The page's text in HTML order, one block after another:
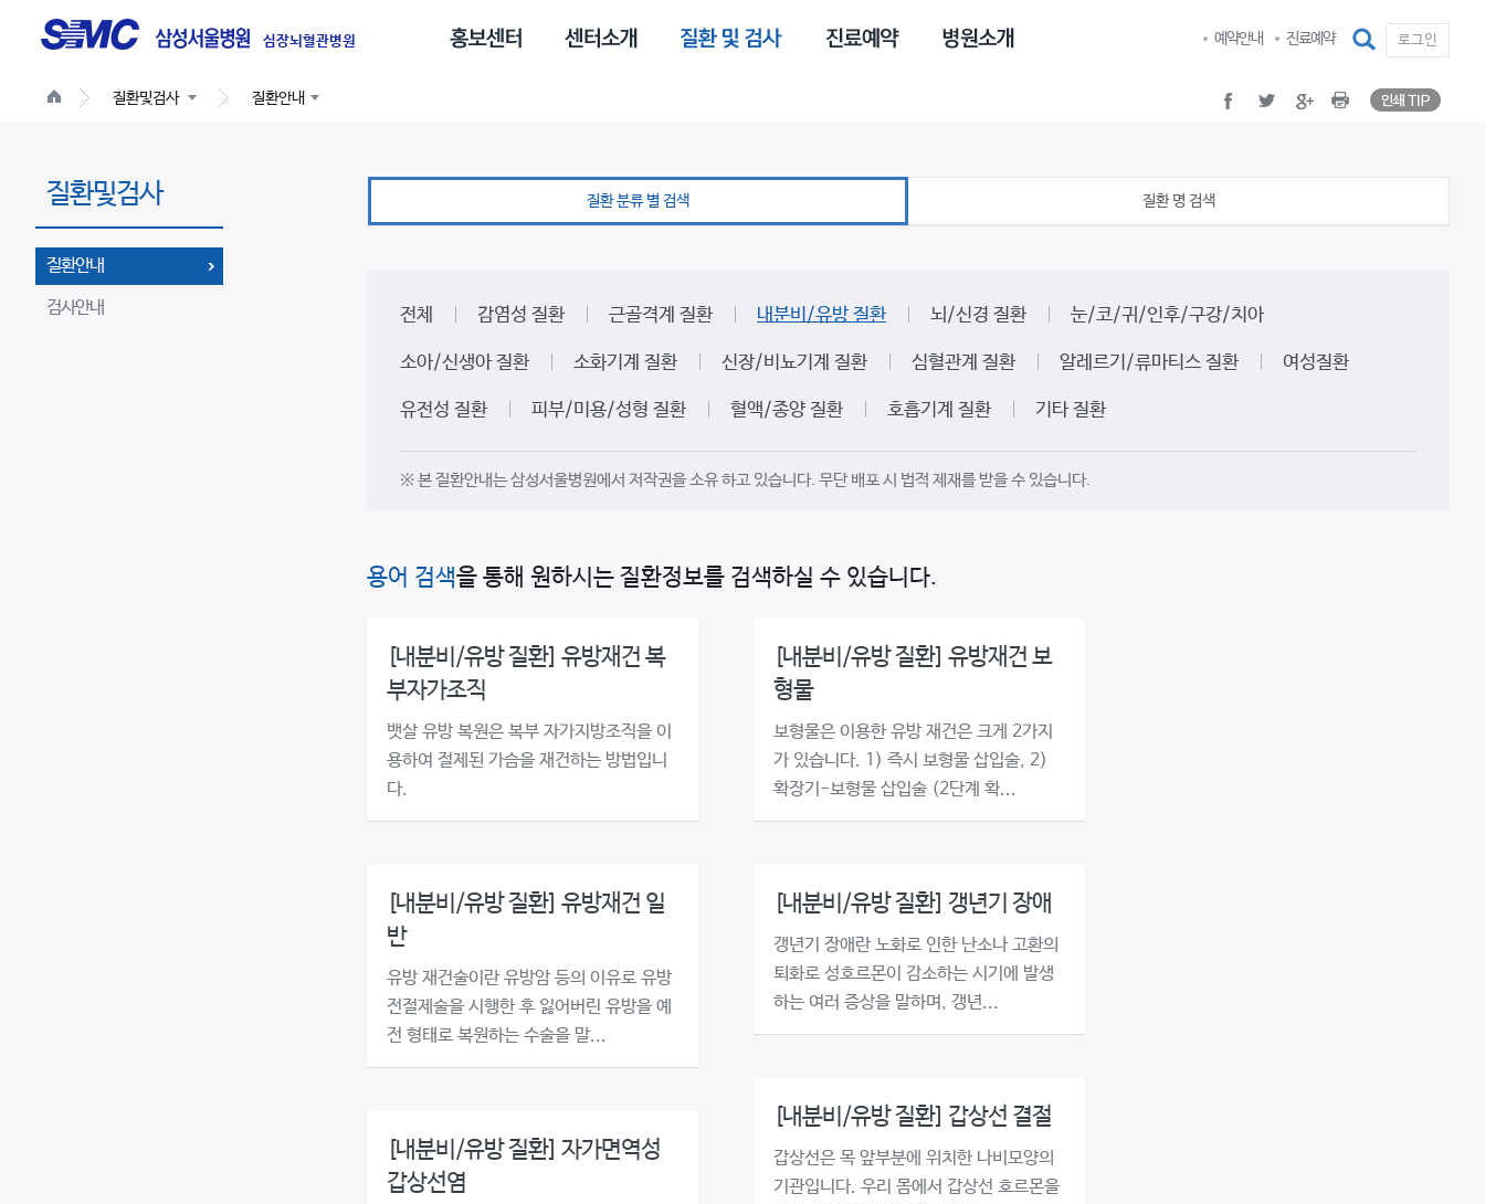
심장뇌혈관병원 로그인
검색
예약안내 진료예약
질환및검사 질환안내 Print
facebook
twitter google plus
질환및검사
질환안내
검사안내
질환 분류 별 검색 질환 명 검색
전체 감염성 질환 근골격계 질환 내분비/유방 질환 뇌/신경 질환 눈/코/귀/인후/구강/치아
소아/신생아 질환 소화기계 질환 신장/비뇨기계 질환 심혈관계 질환 알레르기/류마티스 질환 여성질환
유전성 질환 피부/미용/성형 질환 혈액/종양 질환 호흡기계 질환 기타 질환
※ 본 질환안내는 삼성서울병원에서 저작권을 소유 하고 있습니다. 무단 배포 시 법적 제재를 받을 수 있습니다.
용어 검색을 통해 원하시는 질환정보를 검색하실 수 있습니다.
[내분비/유방 질환] 유방재건 복
부자가조직
뱃살 유방 복원은 복부 자가지방조직을 이
용하여 절제된 가슴을 재건하는 방법입니
다.
[내분비/유방 질환] 유방재건 보
형물
보형물은 이용한 유방 재건은 크게 2가지
가 있습니다. 1) 즉시 보형물 삽입술, 2)
확장기-보형물 삽입술 (2단계 확...
[내분비/유방 질환] 유방재건 일
반
유방 재건술이란 유방암 등의 이유로 유방
전절제술을 시행한 후 잃어버린 유방을 예
전 형태로 복원하는 수술을 말...
[내분비/유방 질환] 갱년기 장애
갱년기 장애란 노화로 인한 난소나 고환의
퇴화로 성호르몬이 감소하는 시기에 발생
하는 여러 증상을 말하며, 갱년...
[내분비/유방 질환] 갑상선 결절
갑상선은 목 앞부분에 위치한 나비모양의
기관입니다. 우리 몸에서 갑상선 호르몬을
[내분비/유방 질환] 자가면역성
갑상선염